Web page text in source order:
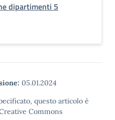
dipartimenti 5
05.01.2024
questo articolo è
Commons